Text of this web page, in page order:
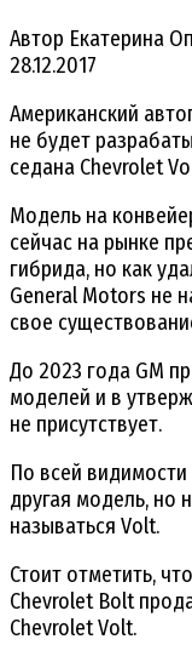
Автор Екатерина
28.12.2017
Американский
не будет
седана Chevrolet
Модель на
сейчас на рынке
гибрида, но как
General Motors не
свое
До 2023 года GM
моделей и в
не присутствует.
По всей
другая модель, но
называться Volt.
Стоит отметить,
Chevrolet Bolt
Chevrolet Volt.